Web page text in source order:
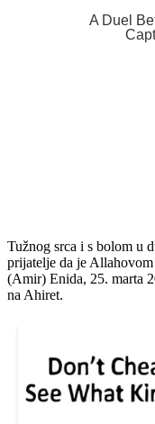
Tužnog srca i s bolom u
prijatelje da je
(Amir) Enida, 25. marta
na Ahiret.